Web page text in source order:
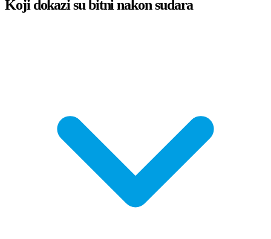
Koji dokazi su bitni nakon sudara